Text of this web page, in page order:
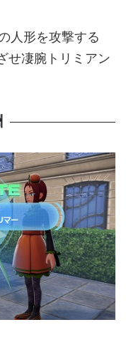
人形を攻撃する
せ凄腕トリミアン